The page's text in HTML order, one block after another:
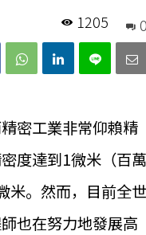
1205
密工業非常仰賴精
度達到1微米（百萬
米。然而，目前全世
也在努力地發展高